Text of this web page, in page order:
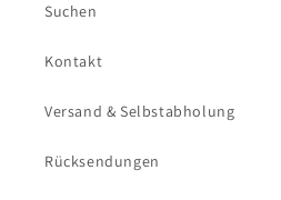
Suchen
Kontakt
Versand & Selbstabholung
Rücksendungen